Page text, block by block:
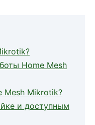
Home Mesh
Mesh Mikrotik?
и доступным